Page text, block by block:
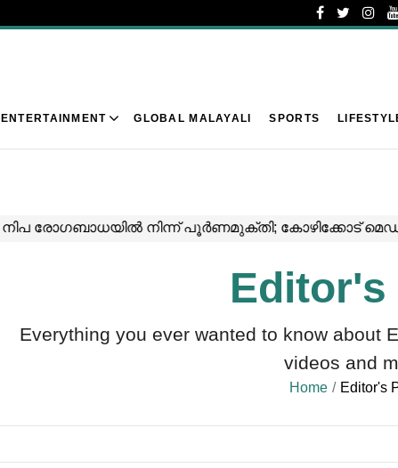
ENTERTAINMENT GLOBAL MALAYALI SPORTS
Editor's
Everything you ever wanted to know about
videos and
Home Editor's